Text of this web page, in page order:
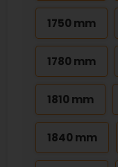
1750 mm
1780 mm
1810 mm
1840 mm